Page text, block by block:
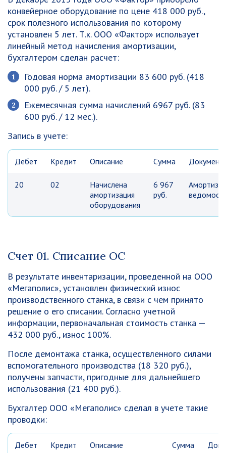
конвейерное оборудование по цене 418 000 руб.,
срок полезного использования по которому
установлен 5 лет. Т.к. ООО «Фактор» использует
линейный метод начисления амортизации,
бухгалтером сделан расчет:
Годовая норма амортизации 83 600 руб. (418
000 руб. / 5 лет).
Ежемесячная сумма начислений 6967 руб. (83
600 руб. / 12 мес.).
Запись в учете:
Дебет Кредит Описание Сумма Документ
20 02
Начислена
амортизация
оборудования
6 967
руб.
Счет 01. Списание ОС
В результате инвентаризации, проведенной на ООО
«Мегаполис», установлен физический износ
производственного станка, в связи с чем принято
решение о его списании. Согласно учетной
информации, первоначальная стоимость станка —
432 000 руб., износ 100%.
После демонтажа станка, осуществленного силами
вспомогательного производства (18 320 руб.),
получены запчасти, пригодные для дальнейшего
использования (21 400 руб.).
Бухгалтер ООО «Мегаполис» сделал в учете такие
проводки:
Дебет Кредит Описание Сумма